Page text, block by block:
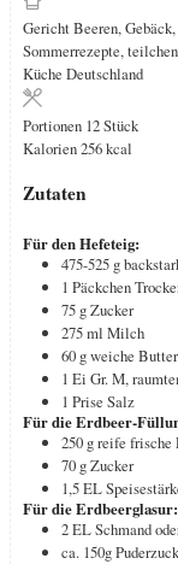
GerichtBeeren,
Sommerrezepte, teilchen
Küche Deutschland
Portionen 12Stück
Kalorien256kcal
Zutaten
Für den Hefeteig:
475-525 g
1 Päckchen
75 gZucker
275ml Milch
60 gweiche Butter
1 Ei Gr. M,
1 Prise Salz
Für die Erdbeer-
250 greife frische
70 gZucker
1,5EL
Für die Erdbeerglasur:
2ELSchmand
ca. 150g